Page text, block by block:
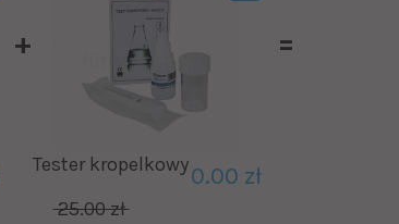
Tester kropelkowy0.00 zł
25.00 zł